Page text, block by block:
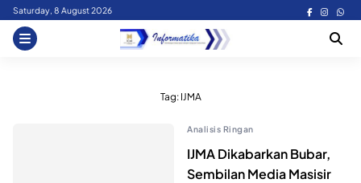
Skip
content
Saturday, 8 August 2026
Tag: IJMA
Analisis Ringan
IJMA Dikabarkan Bubar,
Sembilan Media Masisir